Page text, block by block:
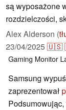
są wyposażone
rozdzielczości,
Alex Alderson (
23/04/2025🇺🇸
Gaming Monitor
Samsung
zaprezentował